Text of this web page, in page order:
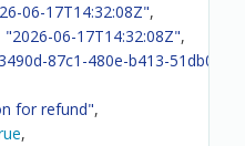
06-17T14:32:08Z",
"2026-06-17T14:32:08Z",
87c1-480e-b413-
for refund",
,